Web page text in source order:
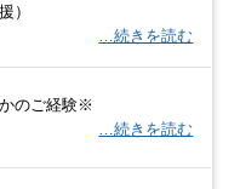
）
…続きを読む
のご経験※
…続きを読む